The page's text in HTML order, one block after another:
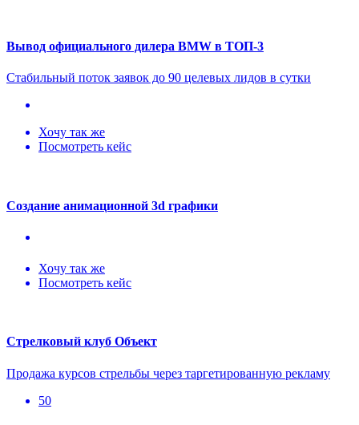
Вывод официального дилера BMW в ТОП-3
Стабильный поток заявок до 90 целевых лидов в сутки
Хочу так же
Посмотреть кейс
Создание анимационной 3d графики
Хочу так же
Посмотреть кейс
Стрелковый клуб Объект
Продажа курсов стрельбы через таргетированную рекламу
50